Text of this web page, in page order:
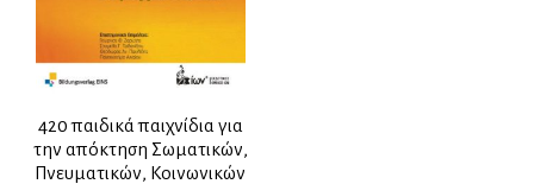
420 παιδικά παιχνίδια για
την απόκτηση Σωματικών,
Πνευματικών, Κοινωνικών